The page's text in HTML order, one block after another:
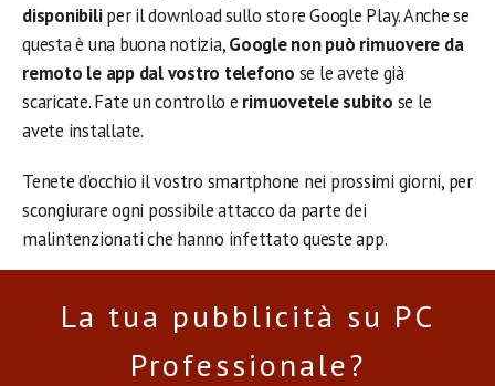
disponibiliper il download sullo store Google Play. Anche se
questa è una buona notizia,Google non può rimuovere da
remoto le app dal vostro telefono se le avete già
scaricate. Fate un controllo e rimuovetele subito se le
avete installate.
Tenete d’occhio il vostro smartphone nei prossimi giorni, per
scongiurare ogni possibile attacco da parte dei
malintenzionati che hanno infettato queste app.
La tua pubblicità su PC
Professionale?